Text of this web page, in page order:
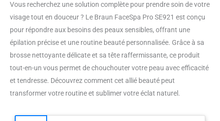
Vous recherchez une solution complète pour prendre soin de votre
visage tout en douceur ? Le Braun FaceSpa Pro SE921 est conçu
pour répondre aux besoins des peaux sensibles, offrant une
épilation précise et une routine beauté personnalisée. Grâce à sa
brosse nettoyante délicate et sa tête raffermissante, ce produit
tout-en-un vous permet de chouchouter votre peau avec efficacité
et tendresse. Découvrez comment cet allié beauté peut
transformer votre routine et sublimer votre éclat naturel.